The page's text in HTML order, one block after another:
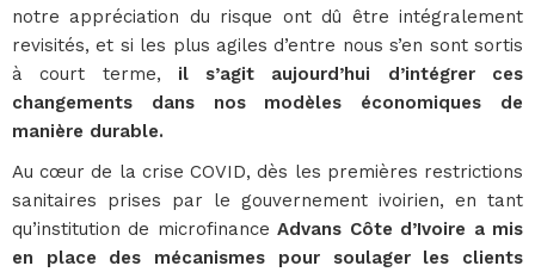
notre appréciation du risque ont dû être intégralement
revisités, et si les plus agiles d’entre nous s’en sont sortis
à court terme, il s’agit aujourd’hui d’intégrer ces
changements dans nos modèles économiques de
manière durable.
Au cœur de la crise COVID, dès les premières restrictions
sanitaires prises par le gouvernement ivoirien, en tant
qu’institution de microfinanceAdvans Côte d’Ivoire a mis
en place des mécanismes pour soulager les clients